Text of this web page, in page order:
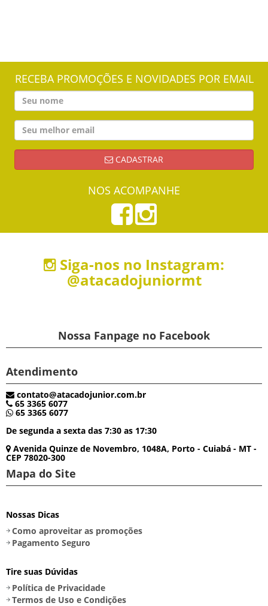
RECEBA PROMOÇÕES E NOVIDADES POR EMAIL
CADASTRAR
NOS ACOMPANHE
Siga-nos no Instagram:
@atacadojuniormt
Nossa Fanpage no Facebook
Atendimento
contato@atacadojunior.com.br
65 3365 6077
65 3365 6077
De segunda a sexta das 7:30 as 17:30
Avenida Quinze de Novembro, 1048A, Porto - Cuiabá - MT -
CEP 78020-300
Mapa do Site
Nossas Dicas
Como aproveitar as promoções
Pagamento Seguro
Tire suas Dúvidas
Política de Privacidade
Termos de Uso e Condições